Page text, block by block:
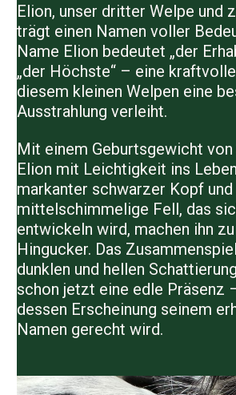
Elion, unser dritter Welpe und
trägt einen Namen voller
Name Elion bedeutet „der
„der Höchste“ – eine
diesem kleinen Welpen eine
Ausstrahlung verleiht.
Mit einem Geburtsgewicht
Elion mit Leichtigkeit ins
markanter schwarzer Kopf und
mittelschimmelige Fell, das
entwickeln wird, machen ihn
Hingucker. Das
dunklen und hellen
schon jetzt eine edle Präsenz
dessen Erscheinung seinem
Namen gerecht wird.